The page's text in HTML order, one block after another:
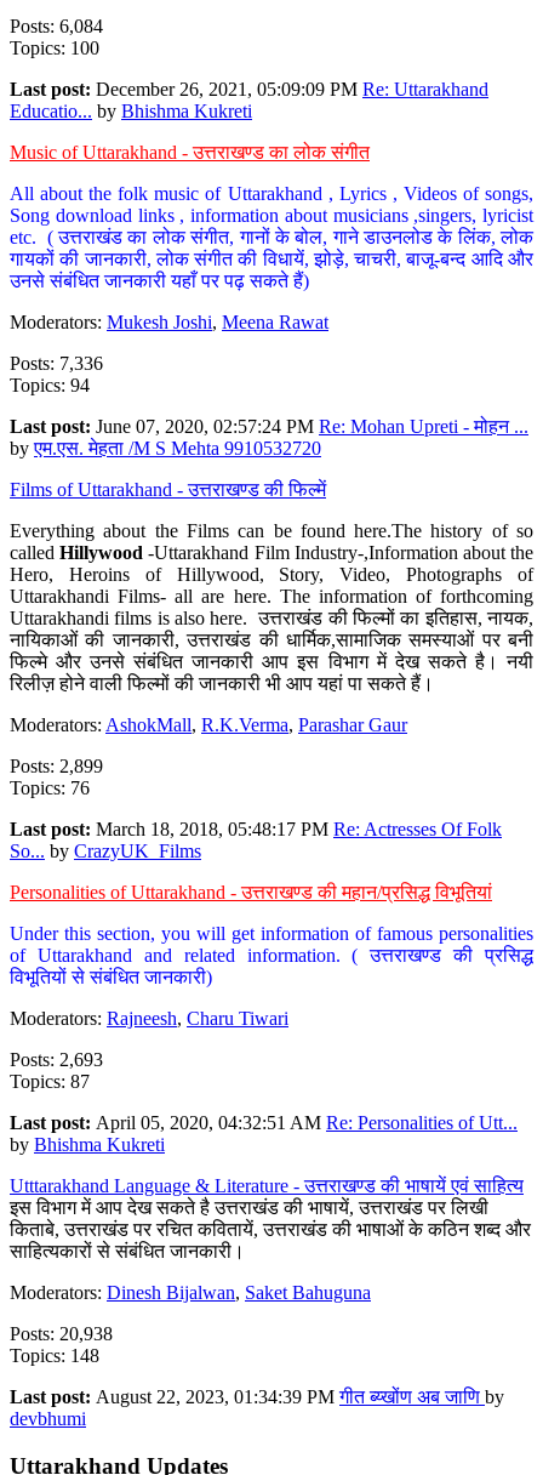
Posts: 6,084
Topics: 100
Last post: December 26, 2021, 05:09:09 PM Re: Uttarakhand
Educatio... by Bhishma Kukreti
Music of Uttarakhand - उत्तराखण्ड का लोक संगीत
All about the folk music of Uttarakhand , Lyrics , Videos of songs,
Song download links , information about musicians ,singers, lyricist
etc. ( उत्तराखंड का लोक संगीत, गानों के बोल, गाने डाउनलोड के लिंक, लोक
गायकों की जानकारी, लोक संगीत की विधायें, झोड़े, चाचरी, बाजू-बन्द आदि और
उनसे संबंधित जानकारी यहाँ पर पढ़ सकते हैं)
Moderators: Mukesh Joshi, Meena Rawat
Posts: 7,336
Topics: 94
Last post: June 07, 2020, 02:57:24 PM Re: Mohan Upreti - मोहन ...
byएम.एस. मेहता /M S Mehta 9910532720
Films of Uttarakhand - उत्तराखण्ड की फिल्में
Everything about the Films can be found here.The history of so
calledHillywood-Uttarakhand Film Industry-,Information about the
Hero, Heroins of Hillywood, Story, Video, Photographs of
Uttarakhandi Films- all are here. The information of forthcoming
Uttarakhandi films is also here. उत्तराखंड की फिल्मों का इतिहास, नायक,
नायिकाओं की जानकारी, उत्तराखंड की धार्मिक,सामाजिक समस्याओं पर बनी
फिल्मे और उनसे संबंधित जानकारी आप इस विभाग में देख सकते है। नयी
रिलीज़ होने वाली फिल्मों की जानकारी भी आप यहां पा सकते हैं।
Moderators: AshokMall, R.K.Verma, Parashar Gaur
Posts: 2,899
Topics: 76
Last post: March 18, 2018, 05:48:17 PM Re: Actresses Of Folk
So... by CrazyUK_Films
Personalities of Uttarakhand - उत्तराखण्ड की महान/प्रसिद्ध विभूतियां
Under this section, you will get information of famous personalities
of Uttarakhand and related information. ( उत्तराखण्ड की प्रसिद्ध
विभूतियों से संबंधित जानकारी)
Moderators: Rajneesh, Charu Tiwari
Posts: 2,693
Topics: 87
Last post: April 05, 2020, 04:32:51 AM Re: Personalities of Utt...
by Bhishma Kukreti
Utttarakhand Language & Literature - उत्तराखण्ड की भाषायें एवं साहित्य
इस विभाग में आप देख सकते है उत्तराखंड की भाषायें, उत्तराखंड पर लिखी
किताबे, उत्तराखंड पर रचित कवितायें, उत्तराखंड की भाषाओं के कठिन शब्द और
साहित्यकारों से संबंधित जानकारी।
Moderators: Dinesh Bijalwan, Saket Bahuguna
Posts: 20,938
Topics: 148
Last post: August 22, 2023, 01:34:39 PMगीत ब्य्खोंण अब जाणि by
devbhumi
Uttarakhand Updates